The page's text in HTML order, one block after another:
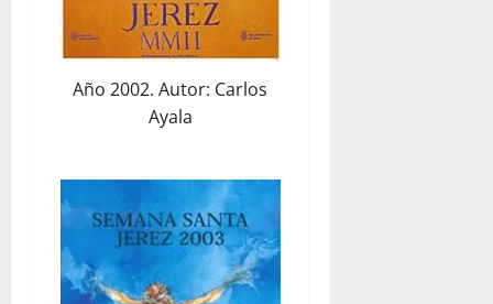
Año 2002. Autor: Carlos
Ayala